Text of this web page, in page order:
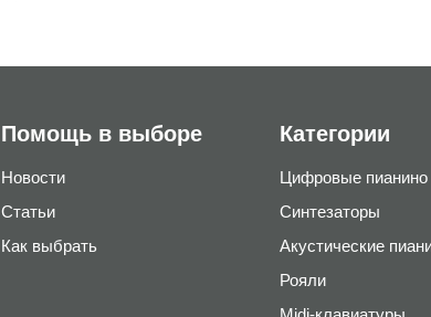
Помощь в выборе
Новости
Статьи
Как выбрать
Категории
Цифровые пианино
Синтезаторы
Акустические
Рояли